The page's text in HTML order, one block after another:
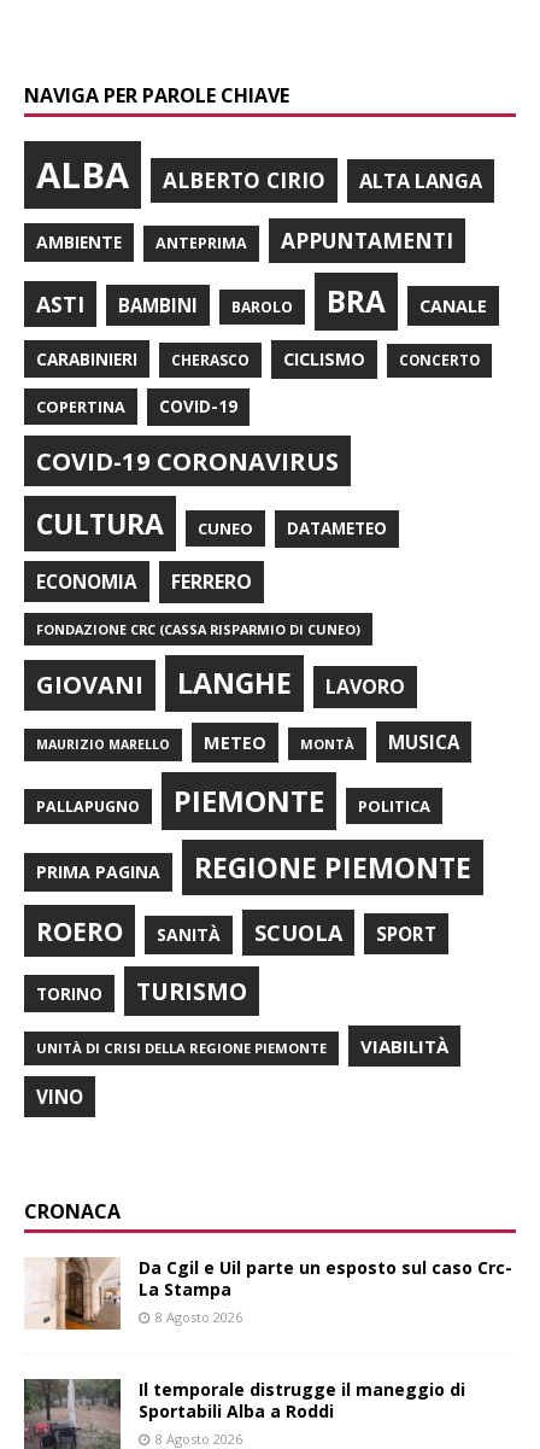
NAVIGA PER PAROLE CHIAVE
ALBA ALBERTO CIRIO ALTA LANGA
AMBIENTE ANTEPRIMA APPUNTAMENTI
ASTI BAMBINI BAROLO BRA CANALE
CARABINIERI CHERASCO CICLISMO CONCERTO
COPERTINA COVID-19
COVID-19 CORONAVIRUS
CULTURA CUNEO DATAMETEO
ECONOMIA FERRERO
FONDAZIONE CRC (CASSA RISPARMIO DI CUNEO)
GIOVANI LANGHE LAVORO
MAURIZIO MARELLO METEO MONTÀ MUSICA
PALLAPUGNO PIEMONTE POLITICA
PRIMA PAGINA REGIONE PIEMONTE
ROERO SANITÀ SCUOLA SPORT
TORINO TURISMO
UNITÀ DI CRISI DELLA REGIONE PIEMONTE VIABILITÀ
VINO
CRONACA
Da Cgil e Uil parte un esposto sul caso Crc-
La Stampa
8 Agosto 2026
Il temporale distrugge il maneggio di
Sportabili Alba a Roddi
8 Agosto 2026